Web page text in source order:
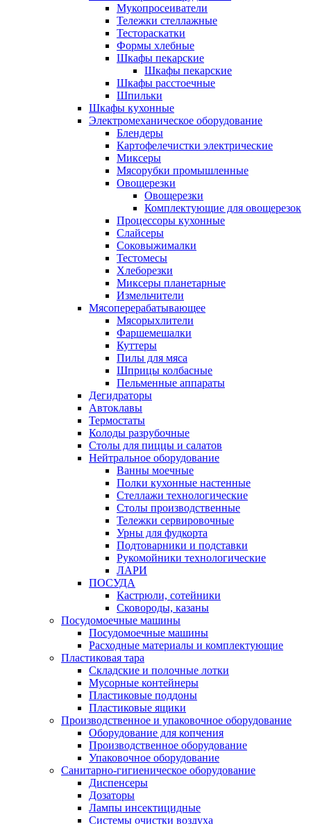
Мукопросеиватели
Тележки стеллажные
Тестораскатки
Формы хлебные
Шкафы пекарские
Шкафы пекарские
Шкафы расстоечные
Шпильки
Шкафы кухонные
Электромеханическое оборудование
Блендеры
Картофелечистки электрические
Миксеры
Мясорубки промышленные
Овощерезки
Овощерезки
Комплектующие для овощерезок
Процессоры кухонные
Слайсеры
Соковыжималки
Тестомесы
Хлеборезки
Миксеры планетарные
Измельчители
Мясоперерабатывающее
Мясорыхлители
Фаршемешалки
Куттеры
Пилы для мяса
Шприцы колбасные
Пельменные аппараты
Дегидраторы
Автоклавы
Термостаты
Колоды разрубочные
Столы для пиццы и салатов
Нейтральное оборудование
Ванны моечные
Полки кухонные настенные
Стеллажи технологические
Столы производственные
Тележки сервировочные
Урны для фудкорта
Подтоварники и подставки
Рукомойники технологические
ЛАРИ
ПОСУДА
Кастрюли, сотейники
Сковороды, казаны
Посудомоечные машины
Посудомоечные машины
Расходные материалы и комплектующие
Пластиковая тара
Складские и полочные лотки
Мусорные контейнеры
Пластиковые поддоны
Пластиковые ящики
Производственное и упаковочное оборудование
Оборудование для копчения
Производственное оборудование
Упаковочное оборудование
Санитарно-гигиеническое оборудование
Диспенсеры
Дозаторы
Лампы инсектицидные
Системы очистки воздуха